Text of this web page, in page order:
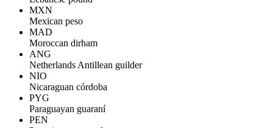
MXN
Mexican peso
MAD
Moroccan dirham
ANG
Netherlands Antillean guilder
NIO
Nicaraguan córdoba
PYG
Paraguayan guaraní
PEN